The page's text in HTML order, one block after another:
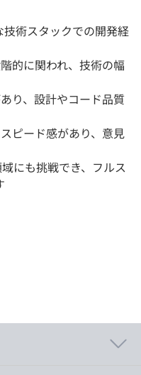
術スタックでの開発経
的に関われ、技術の幅
り、設計やコード品質
ピード感があり、意見
にも挑戦でき、フルス